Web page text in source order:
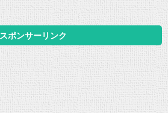
スポンサーリンク